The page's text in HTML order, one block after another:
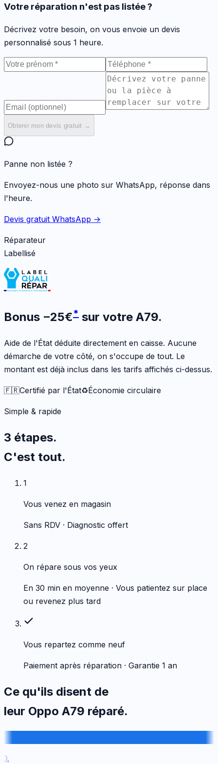
Votre réparation n'est pas listée ?
Décrivez votre besoin, on vous envoie un devis
personnalisé sous 1 heure.
Obtenir mon devis gratuit →
Panne non listée ?
Envoyez-nous une photo sur WhatsApp, réponse dans
l'heure.
Devis gratuit WhatsApp →
Réparateur
Labellisé
Bonus −25€* sur votre A79.
Aide de l'État déduite directement en caisse. Aucune
démarche de votre côté, on s'occupe de tout. Le
montant est déjà inclus dans les tarifs affichés ci-dessus.
🇫🇷Certifié par l'État♻️Économie circulaire
Simple & rapide
3 étapes.
C'est tout.
1
Vous venez en magasin
Sans RDV · Diagnostic offert
2
On répare sous vos yeux
En 30 min en moyenne · Vous patientez sur place
ou revenez plus tard
Vous repartez comme neuf
Paiement après réparation · Garantie 1 an
Ce qu'ils disent de
leur Oppo A79 réparé.